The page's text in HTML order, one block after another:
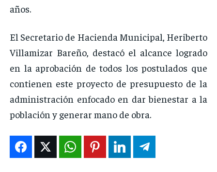
años.
El Secretario de Hacienda Municipal, Heriberto
Villamizar Bareño, destacó el alcance logrado
en la aprobación de todos los postulados que
contienen este proyecto de presupuesto de la
administración enfocado en dar bienestar a la
población y generar mano de obra.